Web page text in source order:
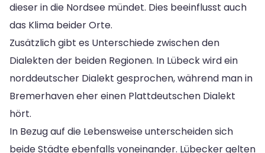
dieser in die Nordsee mündet. Dies beeinflusst auch
das Klima beider Orte.
Zusätzlich gibt es Unterschiede zwischen den
Dialekten der beiden Regionen. In Lübeck wird ein
norddeutscher Dialekt gesprochen, während man in
Bremerhaven eher einen Plattdeutschen Dialekt
hört.
In Bezug auf die Lebensweise unterscheiden sich
beide Städte ebenfalls voneinander. Lübecker gelten